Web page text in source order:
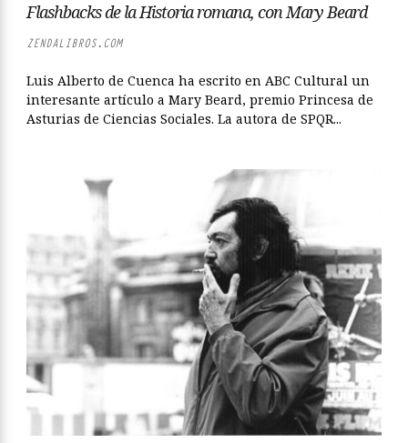
Flashbacks de la Historia romana, con Mary Beard
ZENDALIBROS.COM
Luis Alberto de Cuenca ha escrito en ABC Cultural un
interesante artículo a Mary Beard, premio Princesa de
Asturias de Ciencias Sociales. La autora de SPQR...